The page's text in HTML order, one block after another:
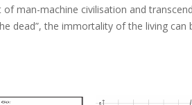
man-machine civilisation and
dead”, the immortality of the living